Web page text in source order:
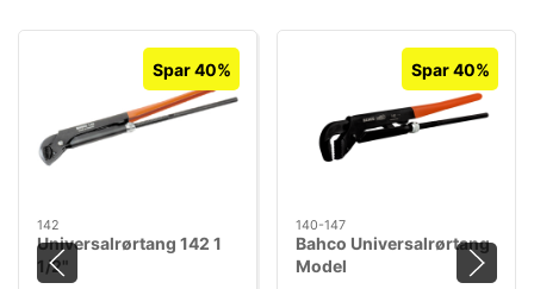
Spar 40%
142
Universalrørtang 142 1
1/2"
Spar 40%
140-147
Bahco Universalrørtang
Model